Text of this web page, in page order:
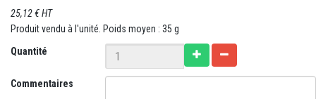
25,12 € HT
Produit vendu à l'unité. Poids moyen : 35 g
Quantité
Commentaires